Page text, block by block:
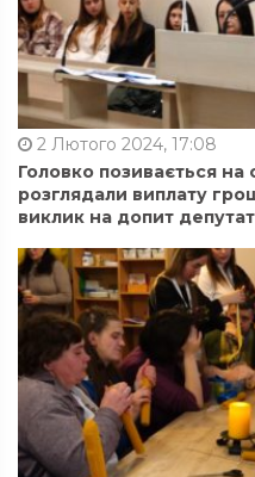
2 Лютого 2024, 17:08
Головко позивається на
розглядали виплату
виклик на допит